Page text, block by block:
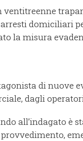
domiciliari
la misura
di nuove
dagli
all’indagato è